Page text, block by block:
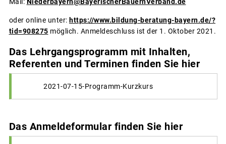
oder online unter: https://www.bildung-beratung-bayern.de/?
tid=908275 möglich. Anmeldeschluss ist der 1. Oktober 2021.
Das Lehrgangsprogramm mit Inhalten,
Referenten und Terminen finden Sie hier
2021-07-15-Programm-Kurzkurs
Das Anmeldeformular finden Sie hier